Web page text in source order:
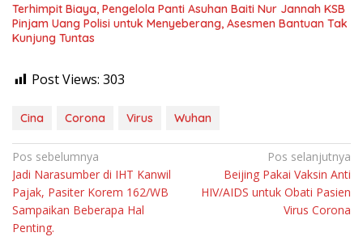
Terhimpit Biaya, Pengelola Panti Asuhan Baiti Nur Jannah KSB
Pinjam Uang Polisi untuk Menyeberang, Asesmen Bantuan Tak
Kunjung Tuntas
Post Views: 303
Cina Corona Virus Wuhan
Navigasi
pos
Pos sebelumnya
Jadi Narasumber di IHT Kanwil
Pajak, Pasiter Korem 162/WB
Sampaikan Beberapa Hal
Penting.
Pos selanjutnya
Beijing Pakai Vaksin Anti
HIV/AIDS untuk Obati Pasien
Virus Corona